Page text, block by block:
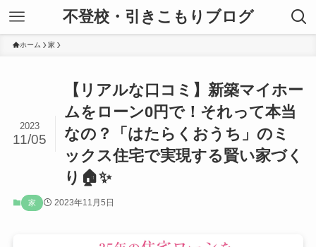
不登校・引きこもりブログ
ホーム 家
【リアルな口コミ】新築マイホー
ムをローン0円で！それって本当
なの？「はたらくおうち」のミ
ックス住宅で実現する賢い家づく
り🏠✨
2023
11/05
家 2023年11月5日